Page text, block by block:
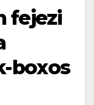
fejezi
boxos